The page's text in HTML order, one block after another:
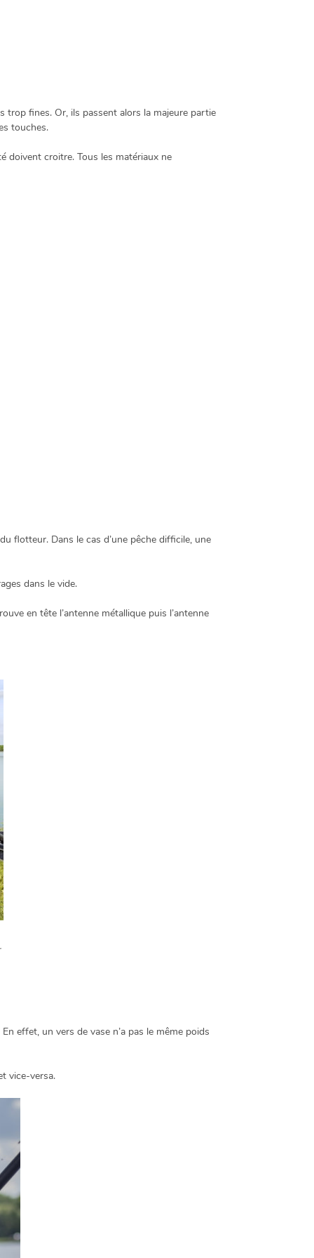
trop fines. Or, ils passent alors la majeure partie
touches.
doivent croitre. Tous les matériaux ne
flotteur. Dans le cas d’une pêche difficile, une
dans le vide.
en tête l’antenne métallique puis l’antenne
effet, un vers de vase n’a pas le même poids
vice-versa.